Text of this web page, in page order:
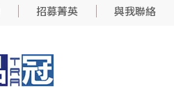
招募菁英 與我聯絡